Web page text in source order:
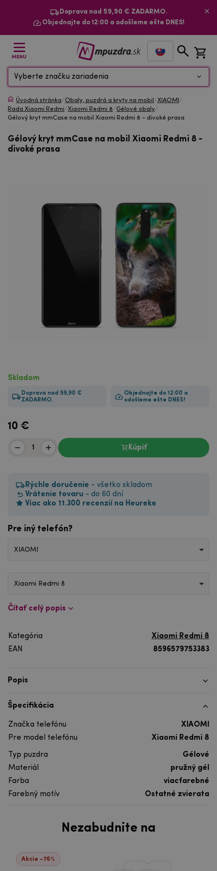
Doprava nad 59,90 € ZADARMO.
Objednajte do 12:00 a odošleme ešte DNES!
MENU
Vyberte značku zariadenia
Úvodná stránka/Obaly, puzdrá a kryty na mobil /XIAOMI /
Rada Xiaomi Redmi/Xiaomi Redmi 8/Gélové obaly/
Gélový kryt mmCase na mobil Xiaomi Redmi 8 - divoké prasa
Gélový kryt mmCase na mobil Xiaomi Redmi 8 -
divoké prasa
Skladom
Doprava nad 59,90 €
ZADARMO.
Objednajte do 12:00 a
odošleme ešte DNES!
10 €
Kúpiť
Rýchle doručenie - všetko skladom
Vrátenie tovaru - do 60 dní
Viac ako 11.300 recenzií na Heureke
Pre iný telefón?
XIAOMI
Xiaomi Redmi 8
Čítať celý popis
Kategória
Xiaomi Redmi 8
EAN
8596579753383
Popis
Špecifikácia
Značka telefónu
XIAOMI
Pre model telefónu
Xiaomi Redmi 8
Typ puzdra
Gélové
Materiál
pružný gél
Farba
viacfarebné
Farebný motív
Ostatné zvierata
Nezabudnite na
Akcie -76%